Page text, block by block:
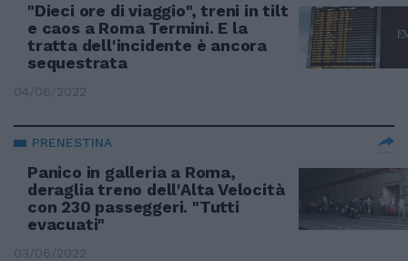
"Dieci ore di viaggio", treni in tilt
e caos a Roma Termini. E la
tratta dell'incidente è ancora
sequestrata
04/06/2022
PRENESTINA
Panico in galleria a Roma,
deraglia treno dell'Alta Velocità
con 230 passeggeri. "Tutti
evacuati"
03/06/2022